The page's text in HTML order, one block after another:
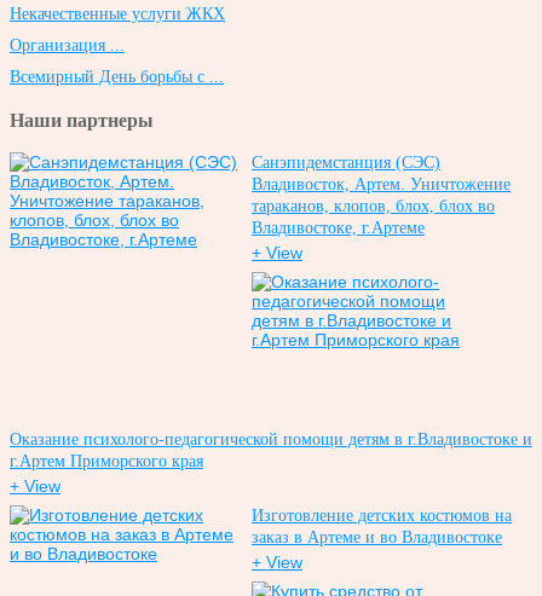
Некачественные услуги ЖКХ
Организация ...
Всемирный День борьбы с ...
Наши партнеры
Санэпидемстанция (СЭС)
Владивосток, Артем. Уничтожение
тараканов, клопов, блох, блох во
Владивостоке, г.Артеме
+ View
Оказание психолого-педагогической помощи детям в г.Владивостоке и
г.Артем Приморского края
+ View
Изготовление детских костюмов на
заказ в Артеме и во Владивостоке
+ View